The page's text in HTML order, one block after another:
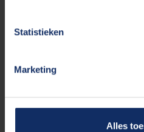
Statistieken
Marketing
Alles
Telefoonnummer
E-mailadres*